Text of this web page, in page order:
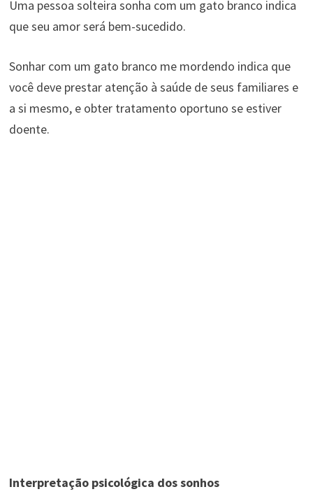
Uma pessoa solteira sonha com um gato branco indica
que seu amor será bem-sucedido.
Sonhar com um gato branco me mordendo indica que
você deve prestar atenção à saúde de seus familiares e
a si mesmo, e obter tratamento oportuno se estiver
doente.
Interpretação psicológica dos sonhos